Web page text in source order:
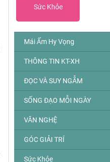
Sức Khỏe
Mái Ấm Hy Vọng
THÔNG TIN KT-XH
ĐỌC VÀ SUY NGẪM
SỐNG ĐẠO MỖI NGÀY
VĂN NGHỆ
GÓC GIẢI TRÍ
Sức Khỏe